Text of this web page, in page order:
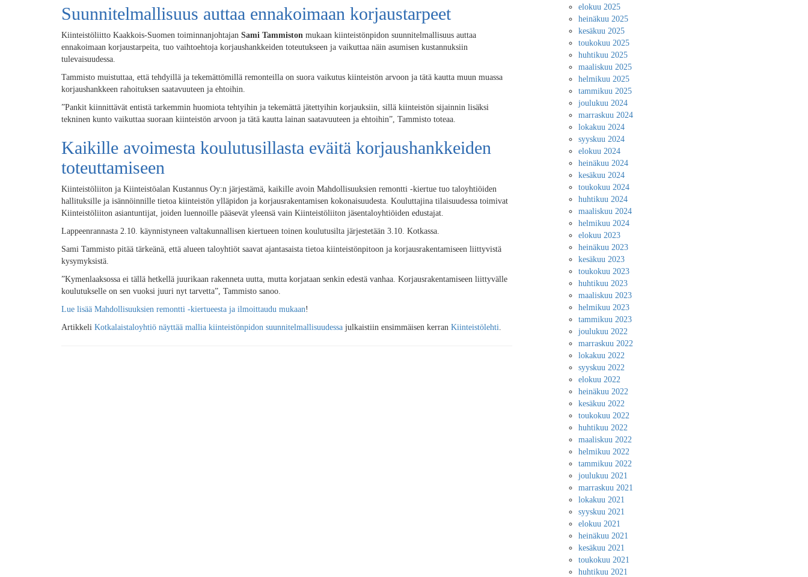
Suunnitelmallisuus auttaa ennakoimaan korjaustarpeet
Kiinteistöliitto Kaakkois-Suomen toiminnanjohtajan Sami Tammiston mukaan kiinteistönpidon suunnitelmallisuus auttaa
ennakoimaan korjaustarpeita, tuo vaihtoehtoja korjaushankkeiden toteutukseen ja vaikuttaa näin asumisen kustannuksiin
tulevaisuudessa.
Tammisto muistuttaa, että tehdyillä ja tekemättömillä remonteilla on suora vaikutus kiinteistön arvoon ja tätä kautta muun muassa
korjaushankkeen rahoituksen saatavuuteen ja ehtoihin.
”Pankit kiinnittävät entistä tarkemmin huomiota tehtyihin ja tekemättä jätettyihin korjauksiin, sillä kiinteistön sijainnin lisäksi
tekninen kunto vaikuttaa suoraan kiinteistön arvoon ja tätä kautta lainan saatavuuteen ja ehtoihin”, Tammisto toteaa.
Kaikille avoimesta koulutusillasta eväitä korjaushankkeiden
toteuttamiseen
Kiinteistöliiton ja Kiinteistöalan Kustannus Oy:n järjestämä, kaikille avoin Mahdollisuuksien remontti -kiertue tuo taloyhtiöiden
hallituksille ja isännöinnille tietoa kiinteistön ylläpidon ja korjausrakentamisen kokonaisuudesta. Kouluttajina tilaisuudessa toimivat
Kiinteistöliiton asiantuntijat, joiden luennoille pääsevät yleensä vain Kiinteistöliiton jäsentaloyhtiöiden edustajat.
Lappeenrannasta 2.10. käynnistyneen valtakunnallisen kiertueen toinen koulutusilta järjestetään 3.10. Kotkassa.
Sami Tammisto pitää tärkeänä, että alueen taloyhtiöt saavat ajantasaista tietoa kiinteistönpitoon ja korjausrakentamiseen liittyvistä
kysymyksistä.
”Kymenlaaksossa ei tällä hetkellä juurikaan rakenneta uutta, mutta korjataan senkin edestä vanhaa. Korjausrakentamiseen liittyvälle
koulutukselle on sen vuoksi juuri nyt tarvetta”, Tammisto sanoo.
Lue lisää Mahdollisuuksien remontti -kiertueesta ja ilmoittaudu mukaan!
Artikkeli Kotkalaistaloyhtiö näyttää mallia kiinteistönpidon suunnitelmallisuudessa julkaistiin ensimmäisen kerran Kiinteistölehti.
elokuu 2025
heinäkuu 2025
kesäkuu 2025
toukokuu 2025
huhtikuu 2025
maaliskuu 2025
helmikuu 2025
tammikuu 2025
joulukuu 2024
marraskuu 2024
lokakuu 2024
syyskuu 2024
elokuu 2024
heinäkuu 2024
kesäkuu 2024
toukokuu 2024
huhtikuu 2024
maaliskuu 2024
helmikuu 2024
elokuu 2023
heinäkuu 2023
kesäkuu 2023
toukokuu 2023
huhtikuu 2023
maaliskuu 2023
helmikuu 2023
tammikuu 2023
joulukuu 2022
marraskuu 2022
lokakuu 2022
syyskuu 2022
elokuu 2022
heinäkuu 2022
kesäkuu 2022
toukokuu 2022
huhtikuu 2022
maaliskuu 2022
helmikuu 2022
tammikuu 2022
joulukuu 2021
marraskuu 2021
lokakuu 2021
syyskuu 2021
elokuu 2021
heinäkuu 2021
kesäkuu 2021
toukokuu 2021
huhtikuu 2021